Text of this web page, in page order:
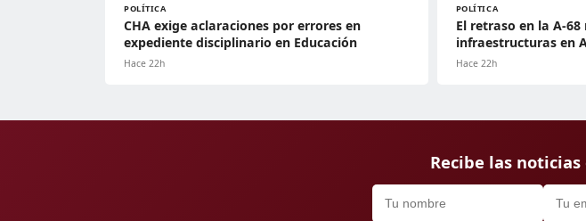
POLÍTICA
CHA exige aclaraciones por errores en
expediente disciplinario en Educación
Hace 22h
POLÍTICA
El retraso en la A-
infraestructuras en
Hace 22h
Recibe las